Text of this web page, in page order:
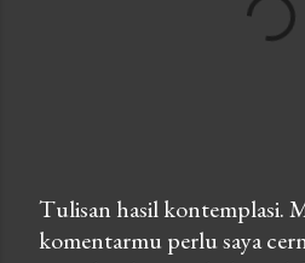
P
Tulisan hasil kontemplasi.
komentarmu perlu saya